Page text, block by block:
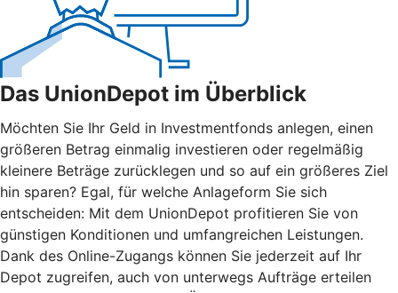
Das UnionDepot im Überblick
Möchten Sie Ihr Geld in Investmentfonds anlegen, einen
größeren Betrag einmalig investieren oder regelmäßig
kleinere Beträge zurücklegen und so auf ein größeres Ziel
hin sparen? Egal, für welche Anlageform Sie sich
entscheiden: Mit dem UnionDepot profitieren Sie von
günstigen Konditionen und umfangreichen Leistungen.
Dank des Online-Zugangs können Sie jederzeit auf Ihr
Depot zugreifen, auch von unterwegs Aufträge erteilen